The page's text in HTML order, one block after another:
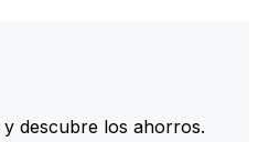
descubre los ahorros.